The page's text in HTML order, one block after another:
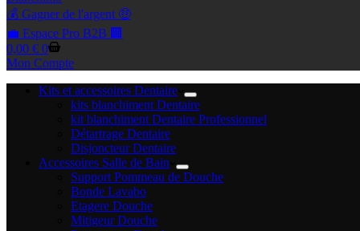
💰 Gagner de l'argent 🤑
💼 Espace Pro B2B 🏢
Panier
d’achat
0,00 € 0
Mon Compte
Kits et accessoires Dentaire
kits blanchiment Dentaire
kit blanchiment Dentaire Professionnel
Détartrage Dentaire
Disjoncteur Dentaire
Accessoires Salle de Bain
Support Pommeau de Douche
Bonde Lavabo
Etagere Douche
Mitigeur Douche